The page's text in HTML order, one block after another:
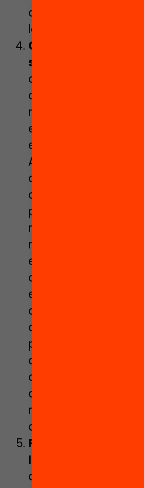
de fet, s’ha pogut
la vida.
Cuidar als centres
seus professionals.
d’aquesta reflexió
confinament no
manifest l’enorme
existeix entre les
entre centres
Acompanyar, per
que l’Administració
costat dels centres i
professionals; que
nom de
reforci la
estableixi criteris
centres en relació a
educatives
durant el temps de
durant el retorn a
prop dels
dia a dia als centres
acompanyar la
que serà incerta per
necessitarà de
d’escolta.
Posar
l’agenda d’acció.
acompanyem-nos